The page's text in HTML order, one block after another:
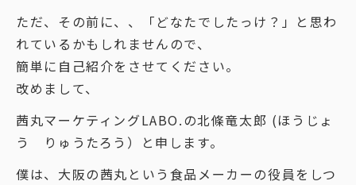
ただ、その前に、、「どなたでしたっけ？」と思わ
れているかもしれませんので、
簡単に自己紹介をさせてください。
改めまして、
茜丸マーケティングLABO.の北條竜太郎 (ほうじょ
う りゅうたろう）と申します。
僕は、大阪の茜丸という食品メーカーの役員をしつ